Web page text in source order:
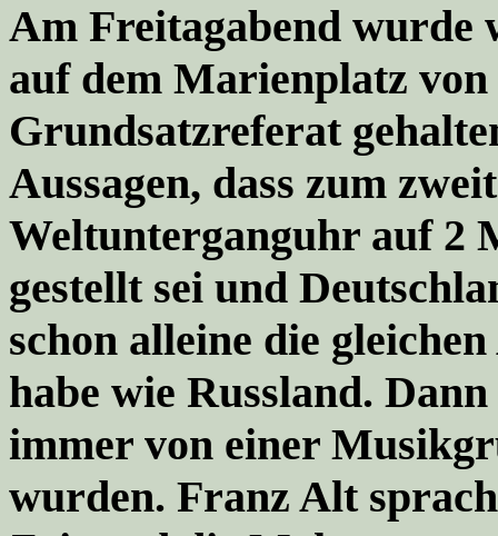
Am Freitagabend wurde
auf dem Marienplatz
Grundsatzreferat
Aussagen, dass zum
Weltunterganguhr auf 2
gestellt sei und
schon alleine die
habe wie Russland.
immer von einer
wurden. Franz Alt